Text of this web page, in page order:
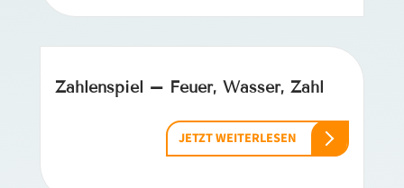
Zahlenspiel – Feuer, Wasser, Zahl
JETZT WEITERLESEN